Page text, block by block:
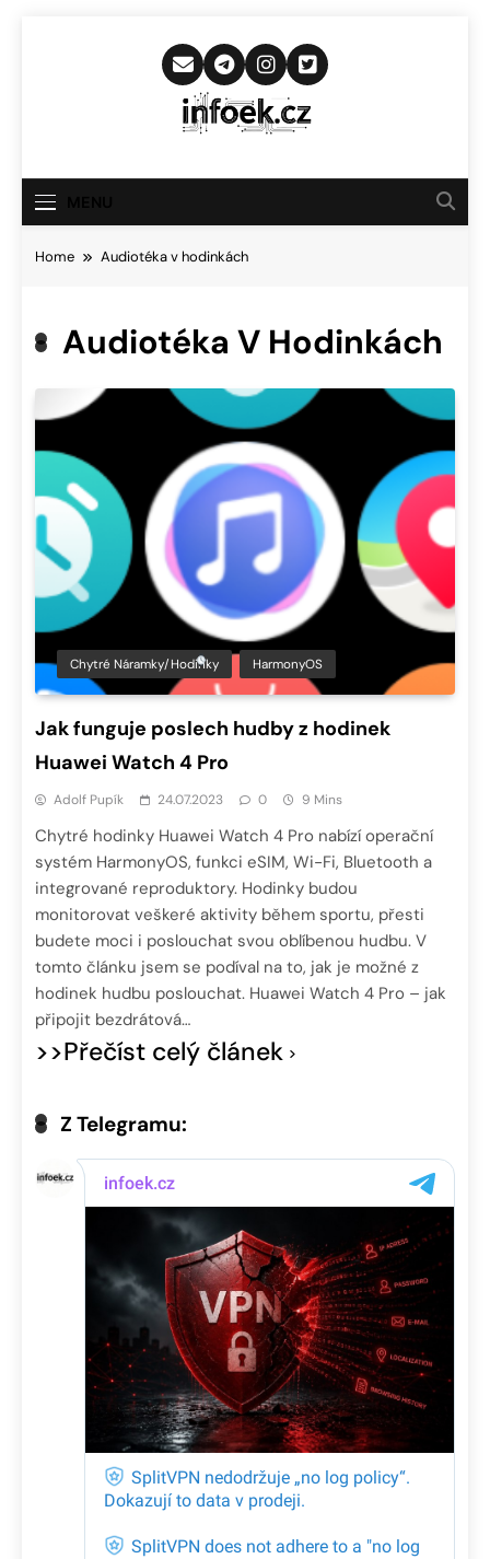
Infoek.cz
Novinkám
Home Audiotéka v hodinkách
Audiotéka V Hodinkách
Chytré Náramky/hodinky HarmonyOS
Jak funguje poslech hudby z hodinek
Huawei Watch 4 Pro
Adolf Pupík 24.07.2023 0 9 Mins
Chytré hodinky Huawei Watch 4 Pro nabízí operační
systém HarmonyOS, funkci eSIM, Wi-Fi, Bluetooth a
integrované reproduktory. Hodinky budou
monitorovat veškeré aktivity během sportu, přesti
budete moci i poslouchat svou oblíbenou hudbu. V
tomto článku jsem se podíval na to, jak je možné z
hodinek hudbu poslouchat. Huawei Watch 4 Pro – jak
připojit bezdrátová…
>>Přečíst celý článek
Z Telegramu: